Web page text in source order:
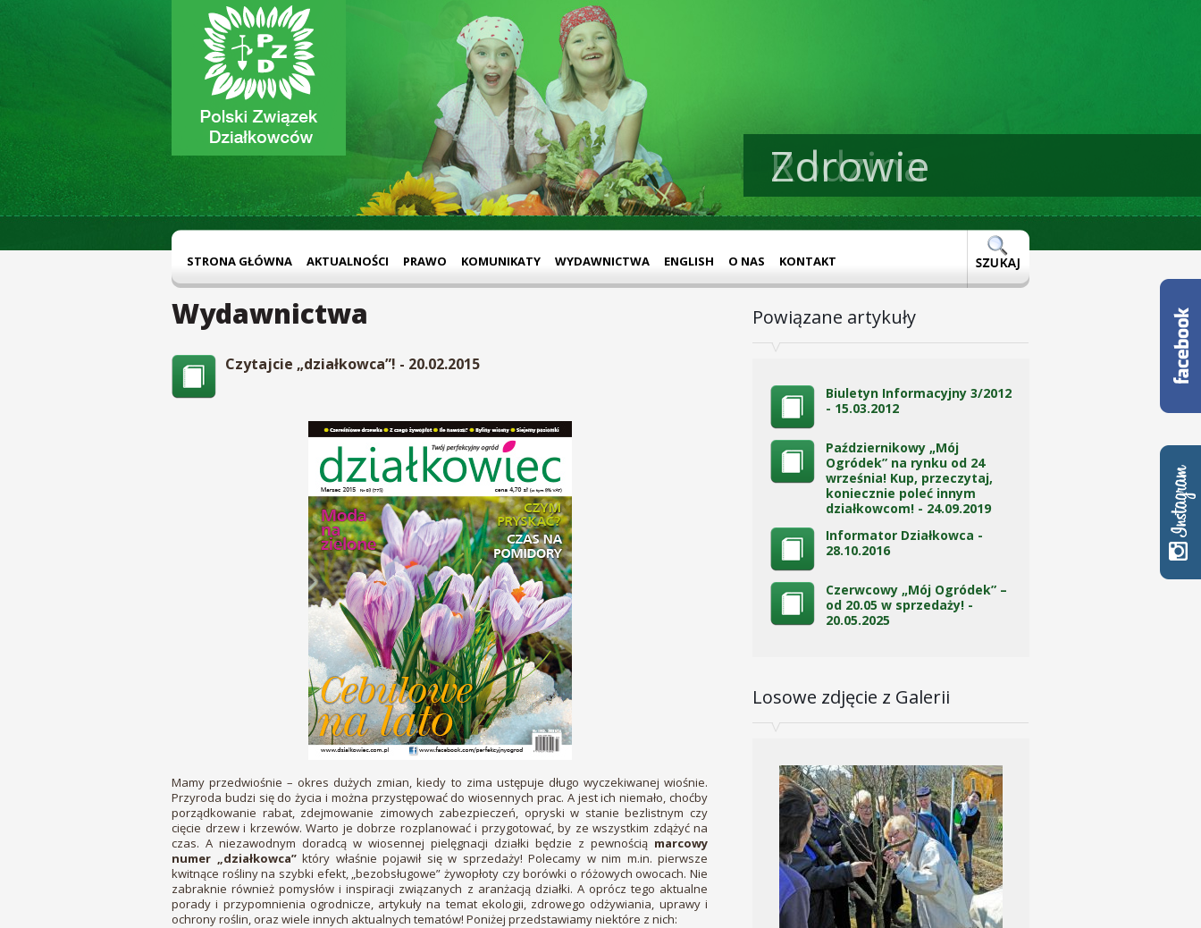
Zdrowie
STRONA GŁÓWNA AKTUALNOŚCI PRAWO KOMUNIKATY WYDAWNICTWA ENGLISH O NAS KONTAKT
Wydawnictwa
Czytajcie „działkowca”! - 20.02.2015
Mamy przedwiośnie – okres dużych zmian, kiedy to zima ustępuje długo wyczekiwanej wiośnie.
Przyroda budzi się do życia i można przystępować do wiosennych prac. A jest ich niemało, choćby
porządkowanie rabat, zdejmowanie zimowych zabezpieczeń, opryski w stanie bezlistnym czy
cięcie drzew i krzewów. Warto je dobrze rozplanować i przygotować, by ze wszystkim zdążyć na
czas. A niezawodnym doradcą w wiosennej pielęgnacji działki będzie z pewnością marcowy
numer „działkowca”który właśnie pojawił się w sprzedaży! Polecamy w nim m.in. pierwsze
kwitnące rośliny na szybki efekt, „bezobsługowe” żywopłoty czy borówki o różowych owocach. Nie
zabraknie również pomysłów i inspiracji związanych z aranżacją działki. A oprócz tego aktualne
porady i przypomnienia ogrodnicze, artykuły na temat ekologii, zdrowego odżywiania, uprawy i
ochrony roślin, oraz wiele innych aktualnych tematów! Poniżej przedstawiamy niektóre z nich:
Powiązane artykuły
Biuletyn Informacyjny 3/2012
- 15.03.2012
Październikowy „Mój
Ogródek” na rynku od 24
września! Kup, przeczytaj,
koniecznie poleć innym
działkowcom! - 24.09.2019
Informator Działkowca -
28.10.2016
Czerwcowy „Mój Ogródek” –
od 20.05 w sprzedaży! -
20.05.2025
Losowe zdjęcie z Galerii